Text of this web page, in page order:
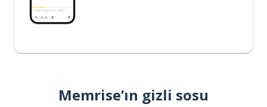
Memrise’ın gizli sosu